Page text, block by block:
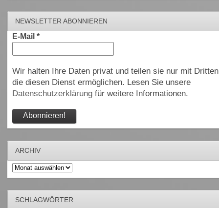
NEWSLETTER ABONNIEREN
E-Mail *
Wir halten Ihre Daten privat und teilen sie nur mit
die diesen Dienst ermöglichen. Lesen Sie unsere
Datenschutzerklärungfür weitere Informationen.
ARCHIV
Archiv
SCHLAGWÖRTER